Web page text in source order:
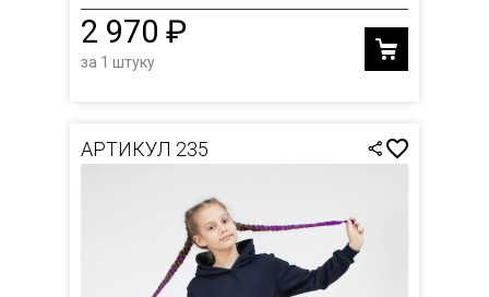
2 970 ₽
за 1 штуку
АРТИКУЛ 235